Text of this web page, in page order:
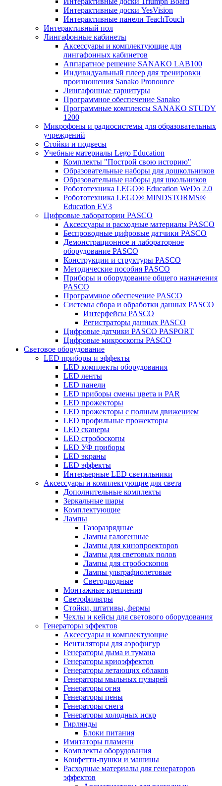
Интерактивные доски YesVision
Интерактивные панели TeachTouch
Интерактивный пол
Лингафонные кабинеты
Аксессуары и комплектующие для
лингафонных кабинетов
Аппаратное решение SANAKO LAB100
Индивидуальный плеер для тренировки
произношения Sanako Pronounce
Лингафонные гарнитуры
Программное обеспечение Sanako
Программные комплексы SANAKO STUDY
1200
Микрофоны и радиосистемы для образовательных
учреждений
Стойки и подвесы
Учебные материалы Lego Education
Комплекты "Построй свою историю"
Образовательные наборы для дошкольников
Образовательные наборы для школьников
Робототехника LEGO® Education WeDo 2.0
Робототехника LEGO® MINDSTORMS®
Education EV3
Цифровые лаборатории PASCO
Аксессуары и расходные материалы PASCO
Беспроводные цифровые датчики PASCO
Демонстрационное и лабораторное
оборудование PASCO
Конструкции и структуры PASCO
Методические пособия PASCO
Приборы и оборудование общего назначения
PASCO
Программное обеспечение PASCO
Системы сбора и обработки данных PASCO
Интерфейсы PASCO
Регистраторы данных PASCO
Цифровые датчики PASCO PASPORT
Цифровые микроскопы PASCO
Световое оборудование
LED приборы и эффекты
LED комплекты оборудования
LED ленты
LED панели
LED приборы смены цвета и PAR
LED прожекторы
LED прожекторы с полным движением
LED профильные прожекторы
LED сканеры
LED стробоскопы
LED УФ приборы
LED экраны
LED эффекты
Интерьерные LED светильники
Аксессуары и комплектующие для света
Дополнительные комплекты
Зеркальные шары
Комплектующие
Лампы
Газоразрядные
Лампы галогенные
Лампы для кинопроекторов
Лампы для световых полов
Лампы для стробоскопов
Лампы ультрафиолетовые
Светодиодные
Монтажные крепления
Светофильтры
Стойки, штативы, фермы
Чехлы и кейсы для светового оборудования
Генераторы эффектов
Аксессуары и комплектующие
Вентиляторы для аэрофигур
Генераторы дыма и тумана
Генераторы криоэффектов
Генераторы летающих облаков
Генераторы мыльных пузырей
Генераторы огня
Генераторы пены
Генераторы снега
Генераторы холодных искр
Гирлянды
Блоки питания
Имитаторы пламени
Комплекты оборудования
Конфетти-пушки и машины
Расходные материалы для генераторов
эффектов